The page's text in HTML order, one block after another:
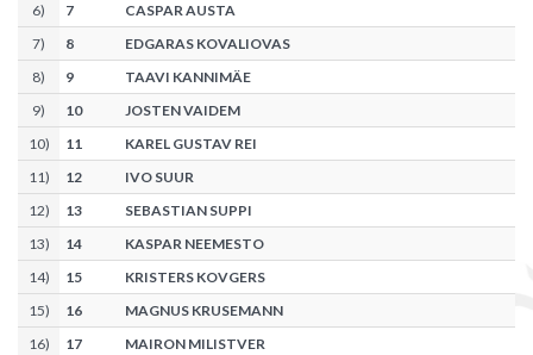
6) 7
CASPAR AUSTA
7) 8
EDGARAS KOVALIOVAS
8) 9
TAAVI KANNIMÄE
9) 10
JOSTEN VAIDEM
10) 11
KAREL GUSTAV REI
11) 12
IVO SUUR
12) 13
SEBASTIAN SUPPI
13) 14
KASPAR NEEMESTO
14) 15
KRISTERS KOVGERS
15) 16
MAGNUS KRUSEMANN
16) 17
MAIRON MILISTVER